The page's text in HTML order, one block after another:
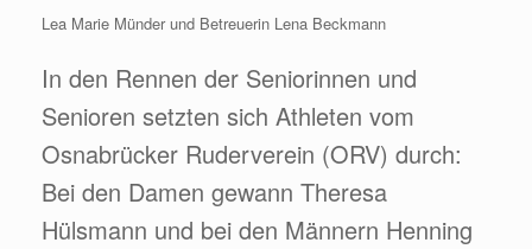
Lea Marie Münder und Betreuerin Lena Beckmann
In den Rennen der Seniorinnen und
Senioren setzten sich Athleten vom
Osnabrücker Ruderverein (ORV) durch:
Bei den Damen gewann Theresa
Hülsmann und bei den Männern Henning